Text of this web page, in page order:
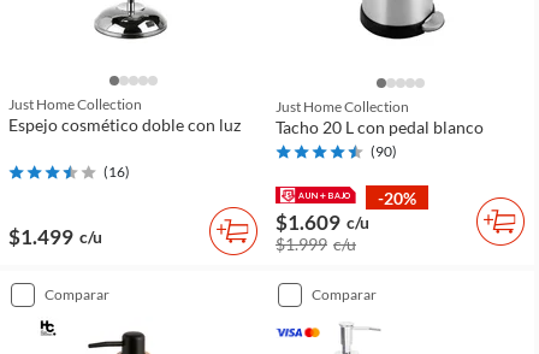
Just Home Collection
Espejo cosmético doble con luz
(16)
$1.499 c/u
Just Home Collection
Tacho 20 L con pedal blanco
(90)
-20%
$1.609 c/u
$1.999 c/u
comparar comparar